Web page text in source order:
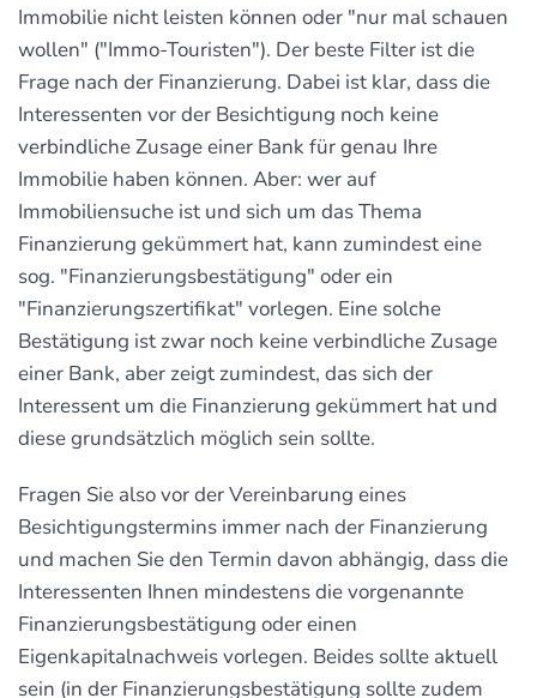
Immobilie nicht leisten können oder "nur mal schauen
wollen" ("Immo-Touristen"). Der beste Filter ist die
Frage nach der Finanzierung. Dabei ist klar, dass die
Interessenten vor der Besichtigung noch keine
verbindliche Zusage einer Bank für genau Ihre
Immobilie haben können. Aber: wer auf
Immobiliensuche ist und sich um das Thema
Finanzierung gekümmert hat, kann zumindest eine
sog. "Finanzierungsbestätigung" oder ein
"Finanzierungszertifikat" vorlegen. Eine solche
Bestätigung ist zwar noch keine verbindliche Zusage
einer Bank, aber zeigt zumindest, das sich der
Interessent um die Finanzierung gekümmert hat und
diese grundsätzlich möglich sein sollte.
Fragen Sie also vor der Vereinbarung eines
Besichtigungstermins immer nach der Finanzierung
und machen Sie den Termin davon abhängig, dass die
Interessenten Ihnen mindestens die vorgenannte
Finanzierungsbestätigung oder einen
Eigenkapitalnachweis vorlegen. Beides sollte aktuell
sein (in der Finanzierungsbestätigung sollte zudem